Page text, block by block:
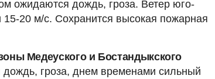
ожидаются дождь, гроза. Ветер юго-
20 м/с. Сохранится высокая пожарная
Медеуского и Бостандыкского
гроза, днем временами сильный